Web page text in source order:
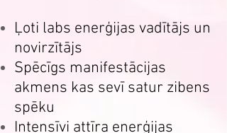
Ļoti labs enerģijas vadītājs un
novirzītājs
Spēcīgs manifestācijas
akmens kas sevī satur zibens
spēku
Intensīvi attīra enerģijas